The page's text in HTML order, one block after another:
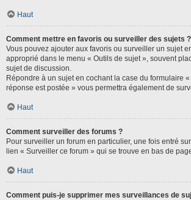
Haut
Comment mettre en favoris ou surveiller des sujets ?
Vous pouvez ajouter aux favoris ou surveiller un sujet
approprié dans le menu « Outils de sujet », souvent
sujet de discussion.
Répondre à un sujet en cochant la case du formulaire «
réponse est postée » vous permettra également de
Haut
Comment surveiller des forums ?
Pour surveiller un forum en particulier, une fois entré
lien « Surveiller ce forum » qui se trouve en bas de
Haut
Comment puis-je supprimer mes surveillances de